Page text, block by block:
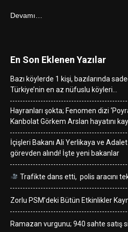
Devamı…
En Son Eklenen Yazılar
Bazı köylerde 1 kişi, bazılarında
Türkiye’nin en az nüfuslu köyleri…
Hayranları şokta; Fenomen dizi
Kanbolat Görkem Arslan hayatını
İçişleri Bakanı Ali Yerlikaya ve
görevden alındı! İşte yeni bakanlar
Trafikte dans etti, polis aracını
Zorlu PSM’deki Bütün Etkinlikler
Ramazan vurgunu; 940 sahte satış